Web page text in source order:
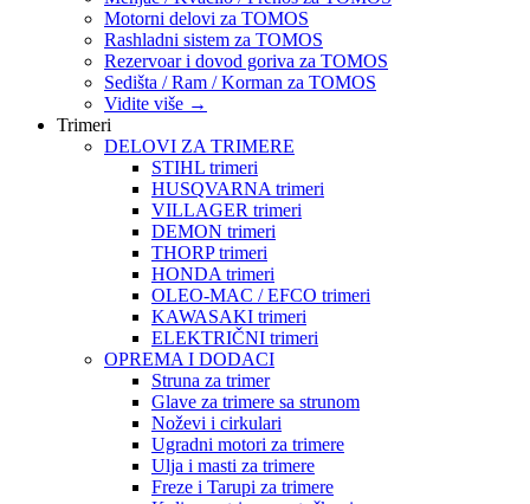
Motorni delovi za TOMOS
Rashladni sistem za TOMOS
Rezervoar i dovod goriva za TOMOS
Sedišta / Ram / Korman za TOMOS
Vidite više →
Trimeri
DELOVI ZA TRIMERE
STIHL trimeri
HUSQVARNA trimeri
VILLAGER trimeri
DEMON trimeri
THORP trimeri
HONDA trimeri
OLEO-MAC / EFCO trimeri
KAWASAKI trimeri
ELEKTRIČNI trimeri
OPREMA I DODACI
Struna za trimer
Glave za trimere sa strunom
Noževi i cirkulari
Ugradni motori za trimere
Ulja i masti za trimere
Freze i Tarupi za trimere